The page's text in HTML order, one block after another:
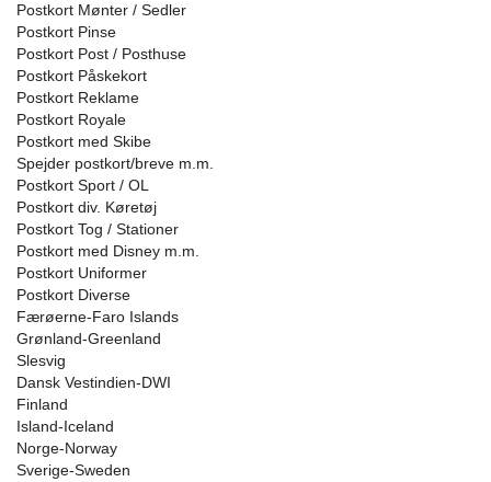
Postkort Mønter / Sedler
Postkort Pinse
Postkort Post / Posthuse
Postkort Påskekort
Postkort Reklame
Postkort Royale
Postkort med Skibe
Spejder postkort/breve m.m.
Postkort Sport / OL
Postkort div. Køretøj
Postkort Tog / Stationer
Postkort med Disney m.m.
Postkort Uniformer
Postkort Diverse
Færøerne-Faro Islands
Grønland-Greenland
Slesvig
Dansk Vestindien-DWI
Finland
Island-Iceland
Norge-Norway
Sverige-Sweden